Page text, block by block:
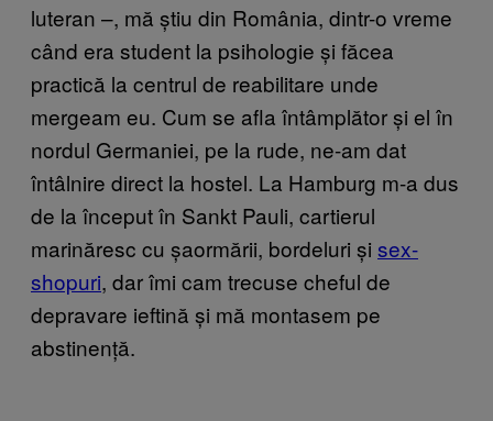
luteran –, mă știu din România, dintr-o vreme
când era student la psihologie și făcea
practică la centrul de reabilitare unde
mergeam eu. Cum se afla întâmplător și el în
nordul Germaniei, pe la rude, ne-am dat
întâlnire direct la hostel. La Hamburg m-a dus
de la început în Sankt Pauli, cartierul
marinăresc cu șaormării, bordeluri și sex-
shopuri, dar îmi cam trecuse cheful de
depravare ieftină și mă montasem pe
abstinență.